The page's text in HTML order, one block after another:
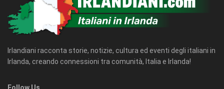
Irlandiani racconta storie, notizie, cultura ed eventi degli italiani in
Irlanda, creando connessioni tra comunità, Italia e Irlanda!